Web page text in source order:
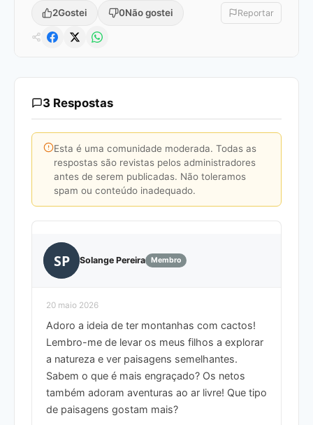
2Gostei 0Não gostei Reportar
3 Respostas
Esta é uma comunidade moderada. Todas as
respostas são revistas pelos administradores
antes de serem publicadas. Não toleramos
spam ou conteúdo inadequado.
SP Solange Pereira Membro
20 maio 2026
Adoro a ideia de ter montanhas com cactos!
Lembro-me de levar os meus filhos a explorar
a natureza e ver paisagens semelhantes.
Sabem o que é mais engraçado? Os netos
também adoram aventuras ao ar livre! Que tipo
de paisagens gostam mais?